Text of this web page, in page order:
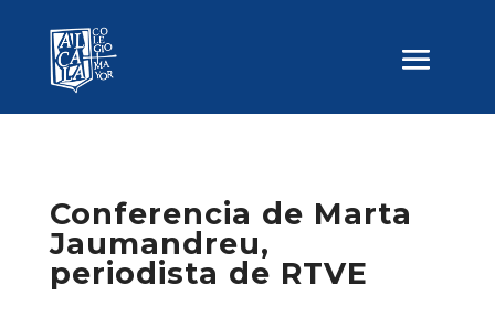
Conferencia de Marta
Jaumandreu,
periodista de RTVE